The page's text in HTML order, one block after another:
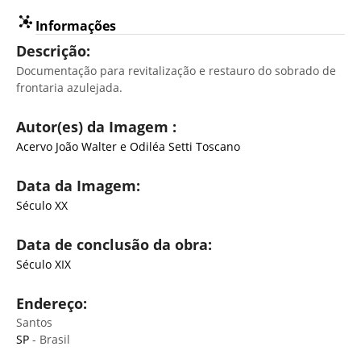
Informações
Descrição:
Documentação para revitalização e restauro do sobrado de
frontaria azulejada.
Autor(es) da Imagem :
Acervo João Walter e Odiléa Setti Toscano
Data da Imagem:
Século XX
Data de conclusão da obra:
Século XIX
Endereço:
Santos
SP - Brasil